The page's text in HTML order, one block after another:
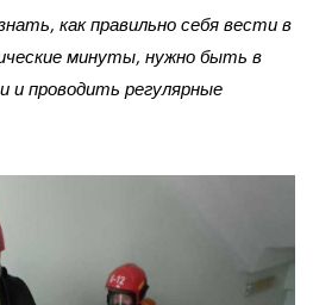
как правильно себя вести в
минуты, нужно быть в
и проводить регулярные